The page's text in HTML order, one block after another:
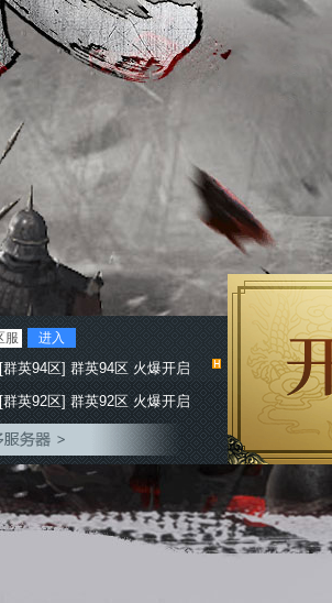
进入
[群英94区] 群英94区 火爆开启
[群英92区] 群英92区 火爆开启